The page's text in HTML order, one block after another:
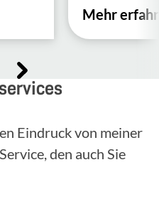
Mehr
Eindruck von meiner
den auch Sie